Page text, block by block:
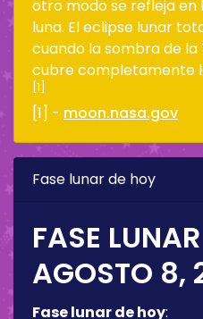
otro modo se refleja en
luna. El eclipse lunar
cuando la sombra de la
cubre completamente
[1]
[1] - moon.nasa.gov
Fase lunar de hoy
FASE
AGOSTO 8,
Fase lunar de hoy: